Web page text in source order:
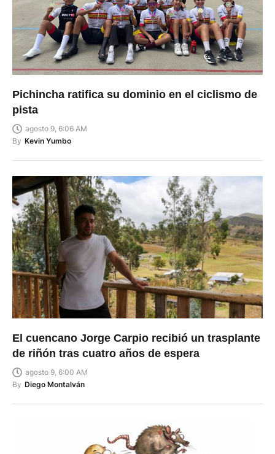
Pichincha ratifica su dominio en el ciclismo de
pista
agosto 9, 6:06 AM
By Kevin Yumbo
El cuencano Jorge Carpio recibió un trasplante
de riñón tras cuatro años de espera
agosto 9, 6:00 AM
By Diego Montalván